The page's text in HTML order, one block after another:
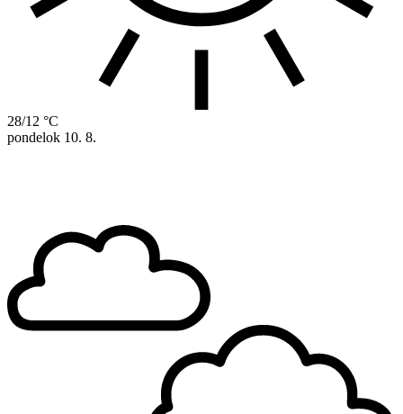
28/12 °C
pondelok 10. 8.